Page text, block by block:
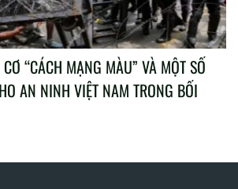
“CÁCH MẠNG MÀU” VÀ MỘT SỐ
AN NINH VIỆT NAM TRONG BỐI